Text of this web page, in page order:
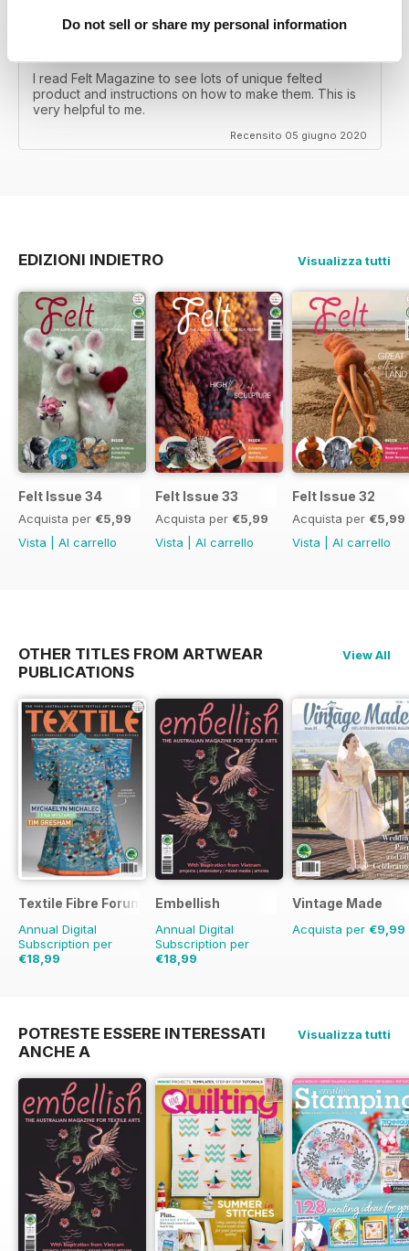
Do not sell or share my personal information
I read Felt Magazine to see lots of unique felted
product and instructions on how to make them. This is
very helpful to me.
Recensito 05 giugno 2020
EDIZIONI INDIETRO Visualizza tutti
Felt Issue 34
Acquista per €5,99
Vista
Al carrello
Felt Issue 33
Acquista per €5,99
Vista
Al carrello
Felt Issue 32
Acquista per €5,99
Vista
Al carrello
OTHER TITLES FROM ARTWEAR
PUBLICATIONS
View All
Textile Fibre Forum
Annual Digital
Subscription per
€18,99
Embellish
Annual Digital
Subscription per
€18,99
Vintage Made
Acquista per €9,99
POTRESTE ESSERE INTERESSATI
ANCHE A
Visualizza tutti